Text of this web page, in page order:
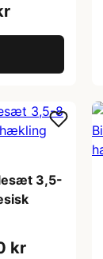
3,5-
kr